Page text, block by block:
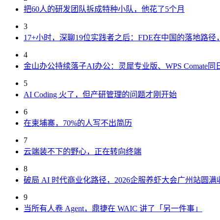
把60人的研发团队拆成特种小队，他花了5个月
3
17+小时，深聊19位实践者之后：FDE在中国的落地路径
4
金山办公持续落子AI办公：灵犀专业版、WPS Comate同
5
AI Coding 火了，但产研管理的问题才刚开始
6
在柬埔寨，70%的人写不出简历
7
云端装不下的野心，正在转向终端
8
破局 AI 时代商业化路径，2026企服养虾大会广州站圆满
9
当所有人卷 Agent，鼎捷在 WAIC 讲了「另一件事」